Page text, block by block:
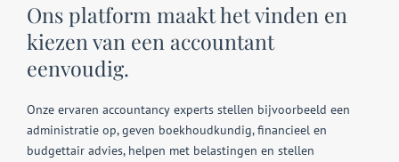
Ons platform maakt het vinden en
kiezen van een accountant
eenvoudig.
Onze ervaren accountancy experts stellen bijvoorbeeld een
administratie op, geven boekhoudkundig, financieel en
budgettair advies, helpen met belastingen en stellen